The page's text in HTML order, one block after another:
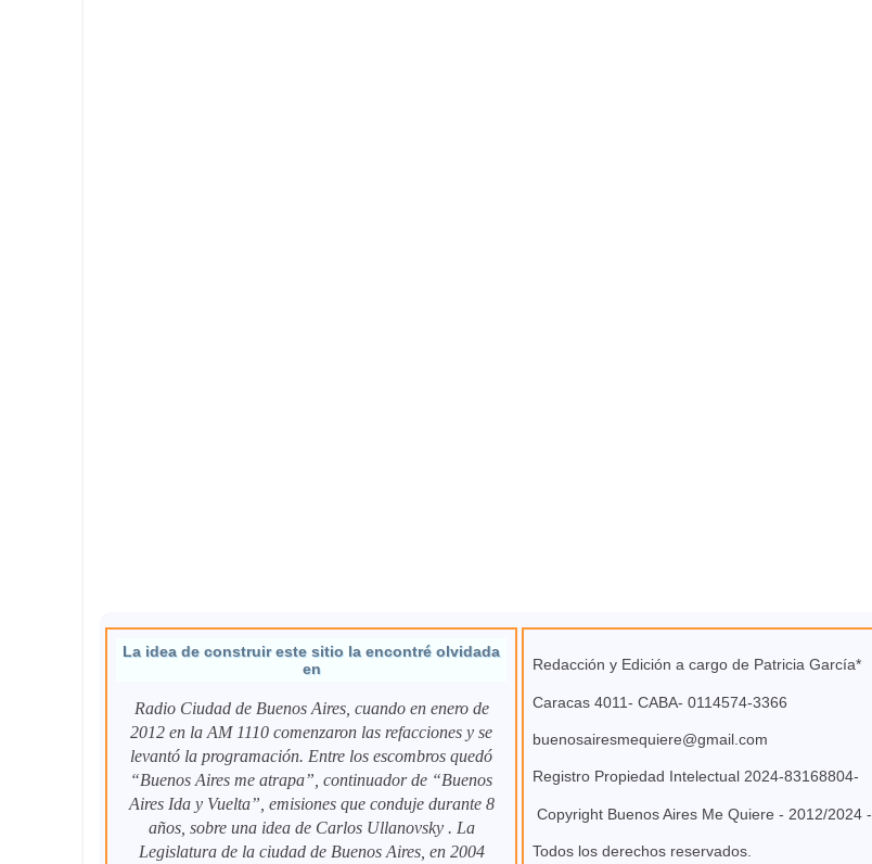
La idea de construir este sitio la encontré olvidada
en
Radio Ciudad de Buenos Aires, cuando en enero de
2012 en la AM 1110 comenzaron las refacciones y se
levantó la programación. Entre los escombros quedó
“Buenos Aires me atrapa”, continuador de “Buenos
Aires Ida y Vuelta”, emisiones que conduje durante 8
años, sobre una idea de Carlos Ullanovsky . La
Legislatura de la ciudad de Buenos Aires, en 2004
Redacción y Edición a cargo de Patricia García*
Caracas 4011- CABA- 0114574-3366
buenosairesmequiere@gmail.com
Registro Propiedad Intelectual 2024-83168804-
Copyright Buenos Aires Me Quiere - 2012/2024 -
Todos los derechos reservados.